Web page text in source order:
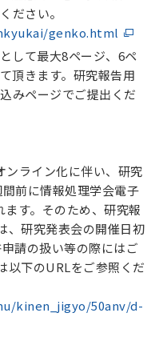
ださい。
genko.html
して最大8ページ、6ペ
頂きます。研究報告用
みページでご提出くだ
ライン化に伴い、研究
前に情報処理学会電子
す。そのため、研究報
、研究発表会の開催日初
請の扱い等の際にはご
以下のURLをご参照くだ
kinen_jigyo/50anv/d-